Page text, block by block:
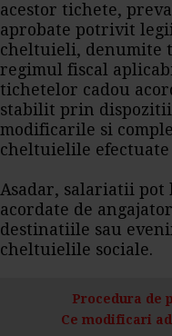
acestor tichete,
aprobate potrivit
cheltuieli, denumite
regimul fiscal
tichetelor cadou
stabilit prin
modificarile si
cheltuielile
Asadar, salariatii pot
acordate de
destinatiile sau
cheltuielile sociale.
Procedura de
Ce modificari